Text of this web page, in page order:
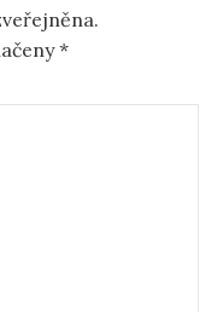
*